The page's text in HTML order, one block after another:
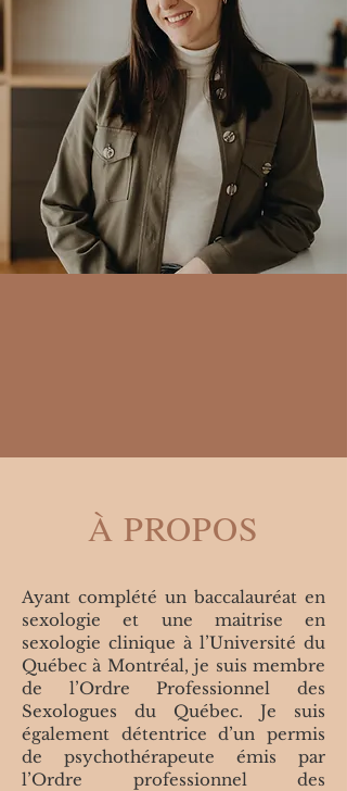
À PROPOS
Ayant complété un baccalauréat en
sexologie et une maitrise en
sexologie clinique à l’Université du
Québec à Montréal, je suis membre
de l’Ordre Professionnel des
Sexologues du Québec. Je suis
également détentrice d’un permis
de psychothérapeute émis par
l’Ordre professionnel des